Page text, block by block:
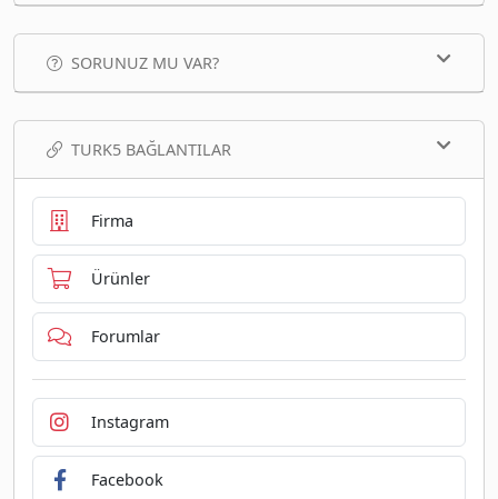
SORUNUZ MU VAR?
TURK5 BAĞLANTILAR
Firma
Ürünler
Forumlar
Instagram
Facebook